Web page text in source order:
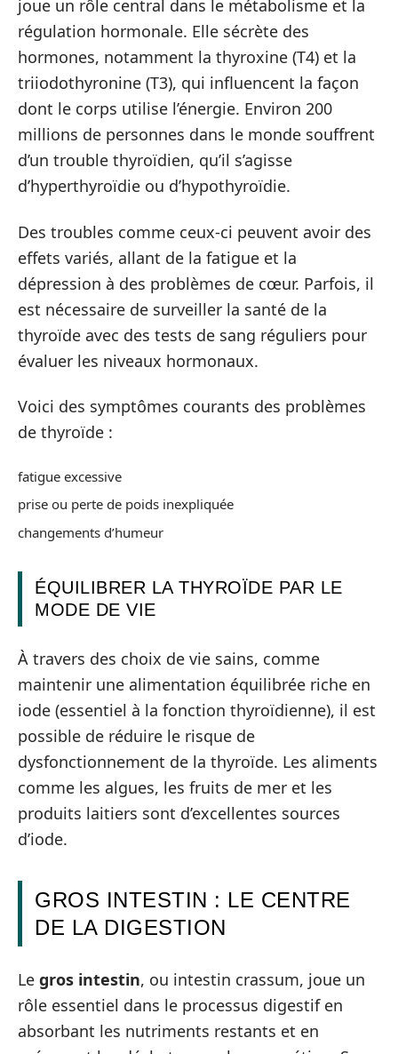
joue un rôle central dans le métabolisme et la
régulation hormonale. Elle sécrète des
hormones, notamment la thyroxine (T4) et la
triiodothyronine (T3), qui influencent la façon
dont le corps utilise l’énergie. Environ 200
millions de personnes dans le monde souffrent
d’un trouble thyroïdien, qu’il s’agisse
d’hyperthyroïdie ou d’hypothyroïdie.
Des troubles comme ceux-ci peuvent avoir des
effets variés, allant de la fatigue et la
dépression à des problèmes de cœur. Parfois, il
est nécessaire de surveiller la santé de la
thyroïde avec des tests de sang réguliers pour
évaluer les niveaux hormonaux.
Voici des symptômes courants des problèmes
de thyroïde :
fatigue excessive
prise ou perte de poids inexpliquée
changements d’humeur
ÉQUILIBRER LA THYROÏDE PAR LE
MODE DE VIE
À travers des choix de vie sains, comme
maintenir une alimentation équilibrée riche en
iode (essentiel à la fonction thyroïdienne), il est
possible de réduire le risque de
dysfonctionnement de la thyroïde. Les aliments
comme les algues, les fruits de mer et les
produits laitiers sont d’excellentes sources
d’iode.
GROS INTESTIN : LE CENTRE
DE LA DIGESTION
Le gros intestin, ou intestin crassum, joue un
rôle essentiel dans le processus digestif en
absorbant les nutriments restants et en